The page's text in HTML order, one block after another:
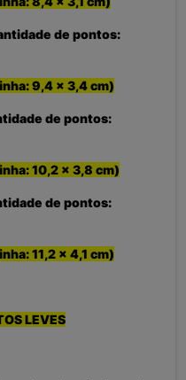
de pontos:
9,4 x 3,4 cm)
de pontos:
10,2 x 3,8 cm)
de pontos:
11,2 x 4,1 cm)
LEVES